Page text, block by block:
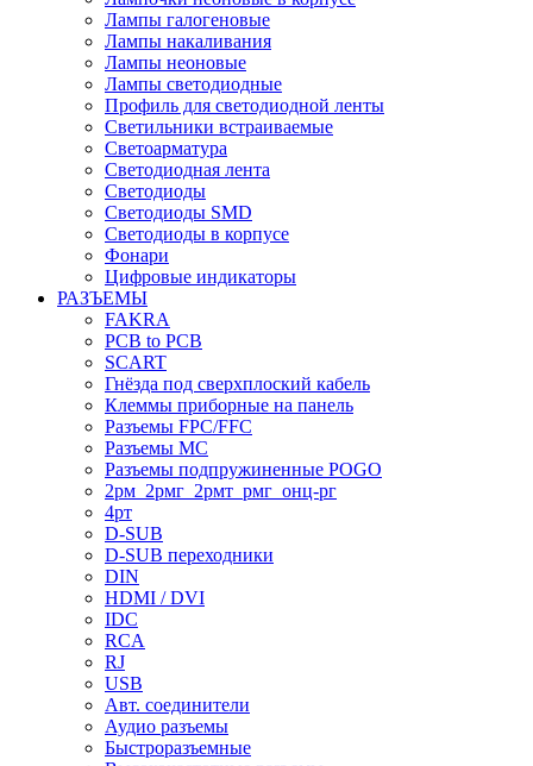
Лампы галогеновые
Лампы накаливания
Лампы неоновые
Лампы светодиодные
Профиль для светодиодной ленты
Светильники встраиваемые
Светоарматура
Светодиодная лента
Светодиоды
Светодиоды SMD
Светодиоды в корпусе
Фонари
Цифровые индикаторы
РАЗЪЕМЫ
FAKRA
PCB to PCB
SCART
Гнёзда под сверхплоский кабель
Клеммы приборные на панель
Разъемы FPC/FFC
Разъемы MC
Разъемы подпружиненные POGO
2рм_2рмг_2рмт_рмг_онц-рг
4рт
D-SUB
D-SUB переходники
DIN
HDMI / DVI
IDC
RCA
RJ
USB
Авт. соединители
Аудио разъемы
Быстроразъемные